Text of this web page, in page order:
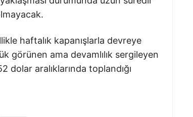
haftalık kapanışlarla devreye
görünen ama devamlılık sergileyen
dolar aralıklarında toplandığı